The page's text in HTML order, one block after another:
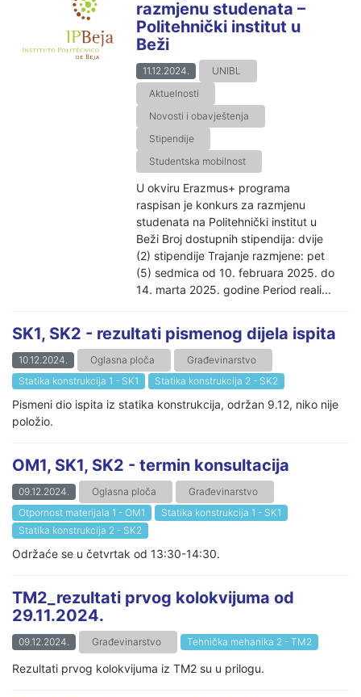
razmjenu studenata –
Politehnički institut u
Beži
11.12.2024.
UNIBL
Aktuelnosti
Novosti i obavještenja
Stipendije
Studentska mobilnost
U okviru Erazmus+ programa
raspisan je konkurs za razmjenu
studenata na Politehnički institut u
Beži Broj dostupnih stipendija: dvije
(2) stipendije Trajanje razmjene: pet
(5) sedmica od 10. februara 2025. do
14. marta 2025. godine Period reali...
SK1, SK2 - rezultati pismenog dijela ispita
10.12.2024. Oglasna ploča
Građevinarstvo
Statika konstrukcija 1 - SK1
Statika konstrukcija 2 - SK2
Pismeni dio ispita iz statika konstrukcija, održan 9.12, niko nije
položio.
OM1, SK1, SK2 - termin konsultacija
09.12.2024. Oglasna ploča
Građevinarstvo
Otpornost materijala 1 - OM1
Statika konstrukcija 1 - SK1
Statika konstrukcija 2 - SK2
Održaće se u četvrtak od 13:30-14:30.
TM2_rezultati prvog kolokvijuma od
29.11.2024.
09.12.2024. Građevinarstvo Tehnička mehanika 2 - TM2
Rezultati prvog kolokvijuma iz TM2 su u prilogu.